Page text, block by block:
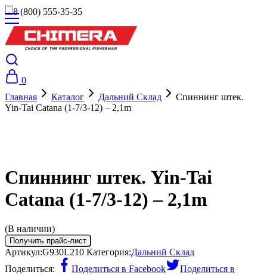
8 (800) 555-35-35
0
Главная
Каталог Дальний Склад
Спиннинг штек.
Yin-Tai Catana (1-7/3-12) – 2,1m
Спиннинг штек. Yin-Tai
Catana (1-7/3-12) – 2,1m
(В наличии)
Получить прайс-лист
Артикул:G930L210 Категория:Дальний Склад
Поделиться:
Поделиться в Facebook
Поделиться в